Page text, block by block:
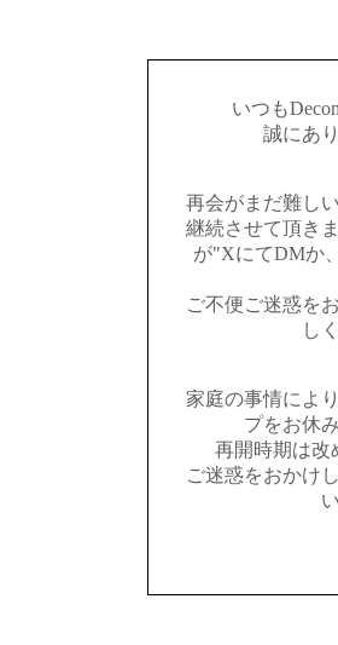
いつも
誠にあ
再会がまだ難し
継続させて頂き
が"XにてDMか
ご不便ご迷惑を
し
家庭の事情によ
プをお休
再開時期は改
ご迷惑をおかけ